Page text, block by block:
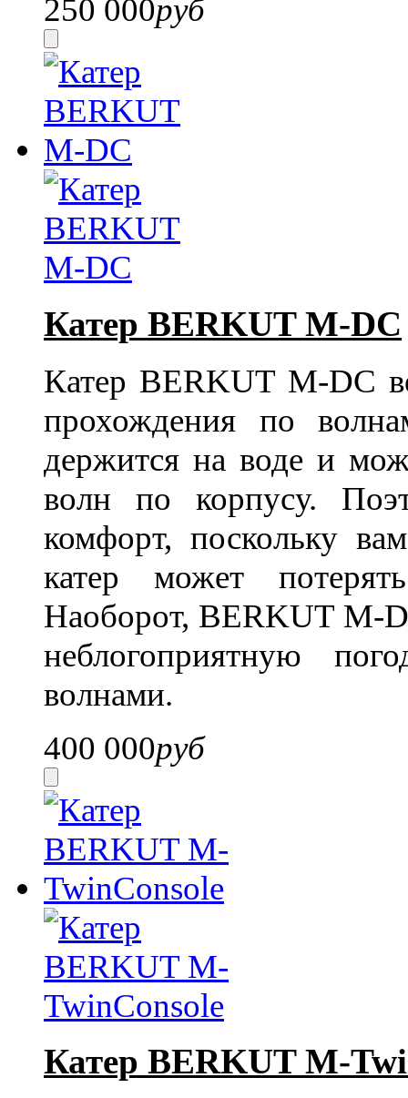
250 000руб
Катер BERKUT M-DC
Катер BERKUT M-DC
прохождения по
держится на воде и
волн по корпусу.
комфорт, поскольку
катер может
Наоборот, BERKUT M-
неблогоприятную
волнами.
400 000руб
Катер BERKUT M-